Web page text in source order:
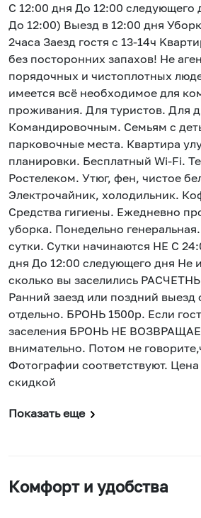
С 12:00 дня До 12:00
До 12:00) Выезд в 12:00 дня
2часа Заезд гостя с 13-14ч
бeз пocтopoнниx запахов! Hе
порядочных и чистоплотных
имeется всë нeобxoдимое для
проживaния. Для туристов. Для
Командировочным. Семьям с
парковочные места. Квартира
планировки. Бесплатный Wi-Fi.
Ростелеком. Утюг, фен, чистое
Электрочайник, холодильник.
Средства гигиены. Ежедневно
уборка. Понедельно
сутки. Сутки начинаются НЕ С
дня До 12:00 следующего дня Не
сколько вы заселились
Ранний заезд или поздний выезд
отдельно. БРОНЬ 1500р. Если
заселения БРОНЬ НЕ
внимательно. Потом не
Фотографии соответствуют. Цена
скидкой
Показать еще
Комфорт и удобства